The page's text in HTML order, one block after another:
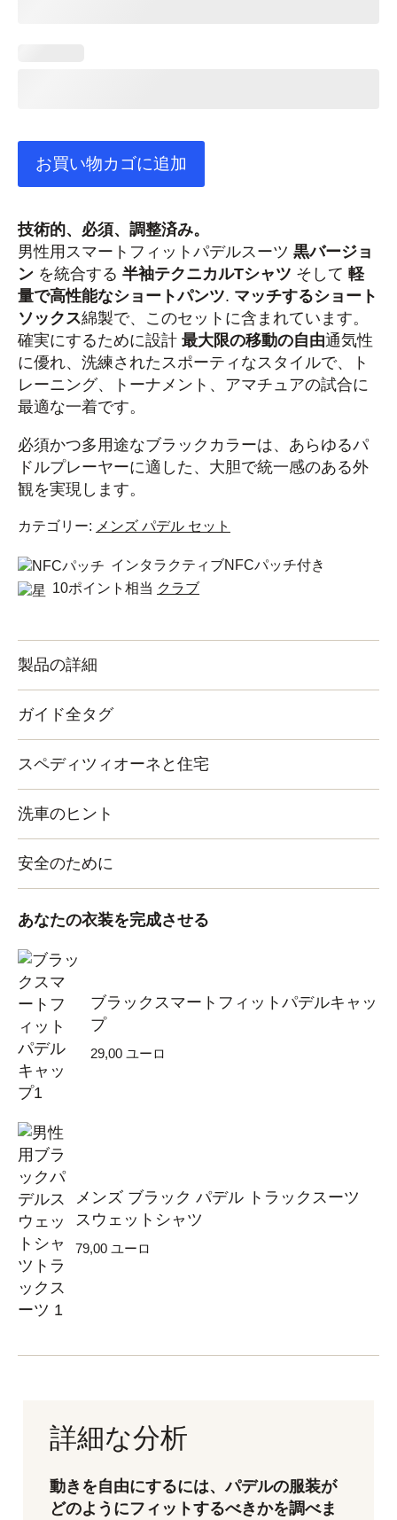
お買い物カゴに追加
技術的、必須、調整済み。
男性用スマートフィットパデルスーツ 黒バージョ
ン を統合する 半袖テクニカルTシャツ そして 軽
量で高性能なショートパンツ. マッチするショート
ソックス綿製で、このセットに含まれています。
確実にするために設計 最大限の移動の自由通気性
に優れ、洗練されたスポーティなスタイルで、ト
レーニング、トーナメント、アマチュアの試合に
最適な一着です。
必須かつ多用途なブラックカラーは、あらゆるパ
ドルプレーヤーに適した、大胆で統一感のある外
観を実現します。
カテゴリー: メンズ パデル セット
インタラクティブNFCパッチ付き
10ポイント相当 クラブ
製品の詳細
ガイド全タグ
スペディツィオーネと住宅
洗車のヒント
安全のために
あなたの衣装を完成させる
ブラックスマートフィットパデルキャッ
プ
29,00 ユーロ
メンズ ブラック パデル トラックスーツ
スウェットシャツ
79,00 ユーロ
詳細な分析
動きを自由にするには、パデルの服装が
どのようにフィットするべきかを調べま